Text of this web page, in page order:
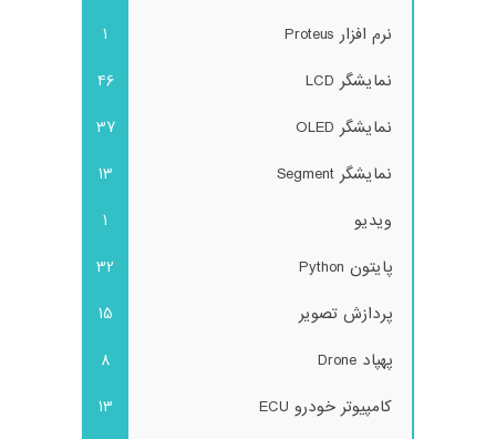
نرم افزار Proteus
1
نمایشگر LCD
46
نمایشگر OLED
37
نمایشگر Segment
13
ویدیو
1
پایتون Python
32
پردازش تصویر
15
پهپاد Drone
8
کامپیوتر خودرو ECU
13